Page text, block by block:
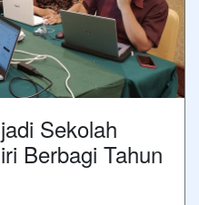
Sekolah
Berbagi Tahun